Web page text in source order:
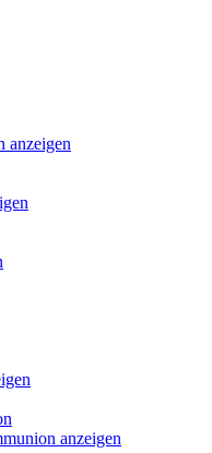
anzeigen
anzeigen